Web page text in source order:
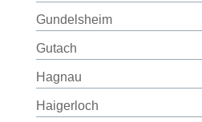
Gundelsheim
Gutach
Hagnau
Haigerloch